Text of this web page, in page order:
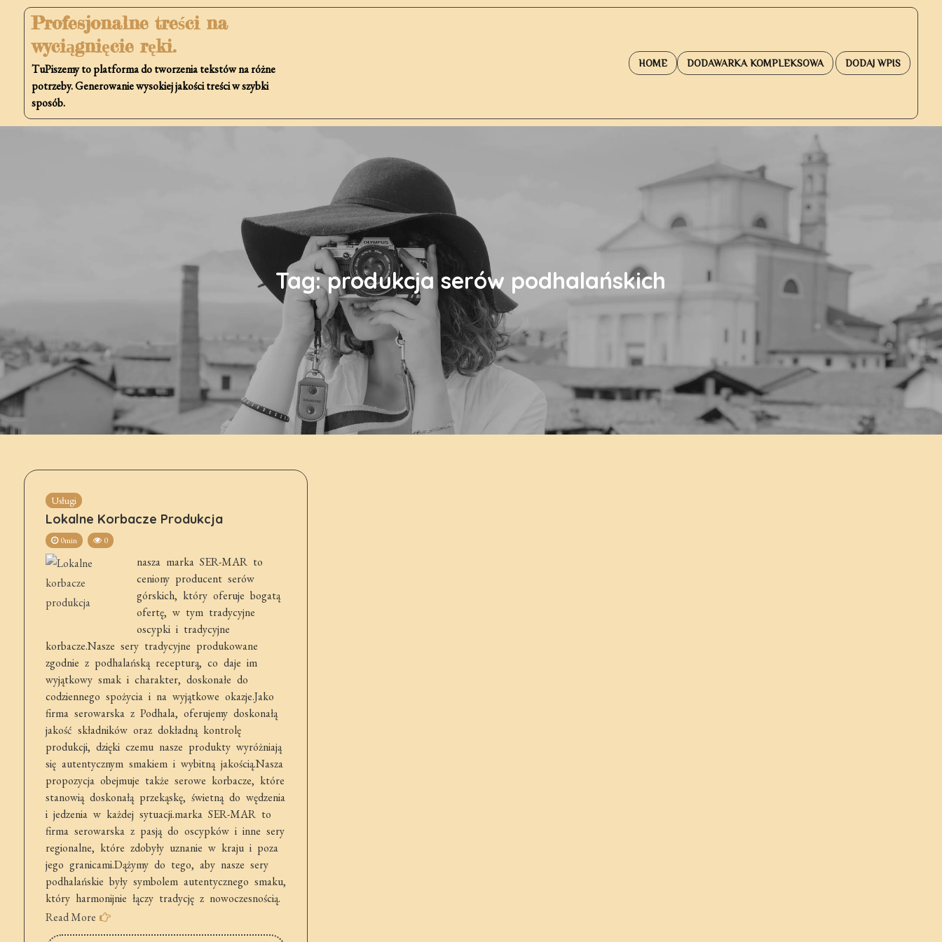
content
Profesjonalne treści na
wyciągnięcie ręki.
TuPiszemy to platforma do tworzenia tekstów na różne
potrzeby. Generowanie wysokiej jakości treści w szybki
sposób.
HOME DODAWARKA KOMPLEKSOWA DODAJ WPIS
Tag:produkcja serów podhalańskich
Usługi
Lokalne Korbacze Produkcja
0min 0
nasza marka SER-MAR to
ceniony producent serów
górskich, który oferuje bogatą
ofertę, w tym tradycyjne
oscypki i tradycyjne
korbacze.Nasze sery tradycyjne produkowane
zgodnie z podhalańską recepturą, co daje im
wyjątkowy smak i charakter, doskonałe do
codziennego spożycia i na wyjątkowe okazje.Jako
firma serowarska z Podhala, oferujemy doskonałą
jakość składników oraz dokładną kontrolę
produkcji, dzięki czemu nasze produkty wyróżniają
się autentycznym smakiem i wybitną jakością.Nasza
propozycja obejmuje także serowe korbacze, które
stanowią doskonałą przekąskę, świetną do wędzenia
i jedzenia w każdej sytuacji.marka SER-MAR to
firma serowarska z pasją do oscypków i inne sery
regionalne, które zdobyły uznanie w kraju i poza
jego granicami.Dążymy do tego, aby nasze sery
podhalańskie były symbolem autentycznego smaku,
który harmonijnie łączy tradycję z nowoczesnością.
Read More